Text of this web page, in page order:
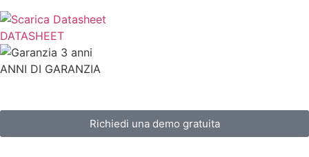
DATASHEET
ANNI DI GARANZIA
Richiedi una demo gratuita